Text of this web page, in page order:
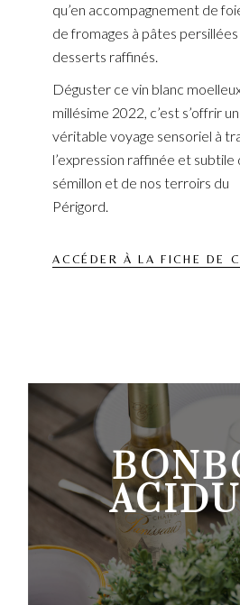
qu’en accompagnement de
de fromages à pâtes
desserts raffinés.
Déguster ce vin blanc
millésime 2022, c’est s’offrir un
véritable voyage sensoriel à
l’expression raffinée et subtile
sémillon et de nos terroirs du
Périgord.
ACCÉDER À LA FICHE DE